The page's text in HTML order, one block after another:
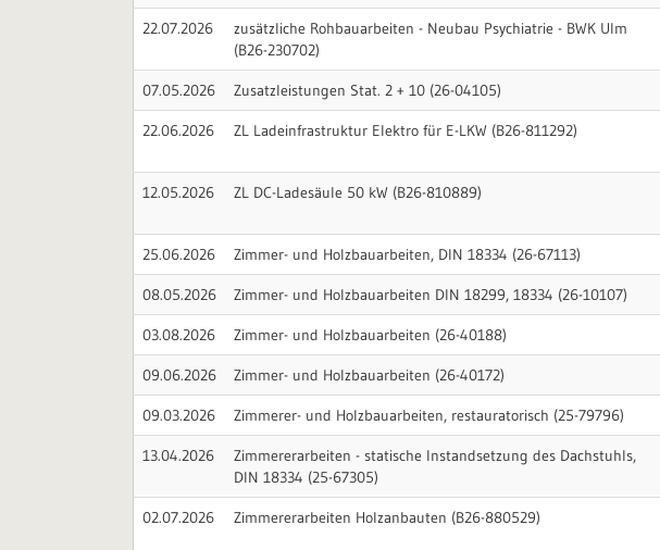
22.07.2026
zusätzliche Rohbauarbeiten - Neubau Psychiatrie - BWK Ulm
(B26-230702)
07.05.2026 Zusatzleistungen Stat. 2 + 10 (26-04105)
22.06.2026 ZL Ladeinfrastruktur Elektro für E-LKW (B26-811292)
12.05.2026 ZL DC-Ladesäule 50 kW (B26-810889)
25.06.2026 Zimmer- und Holzbauarbeiten, DIN 18334 (26-67113)
08.05.2026 Zimmer- und Holzbauarbeiten DIN 18299, 18334 (26-10107)
03.08.2026 Zimmer- und Holzbauarbeiten (26-40188)
09.06.2026 Zimmer- und Holzbauarbeiten (26-40172)
09.03.2026 Zimmerer- und Holzbauarbeiten, restauratorisch (25-79796)
13.04.2026
Zimmererarbeiten - statische Instandsetzung des Dachstuhls,
DIN 18334 (25-67305)
02.07.2026 Zimmererarbeiten Holzanbauten (B26-880529)